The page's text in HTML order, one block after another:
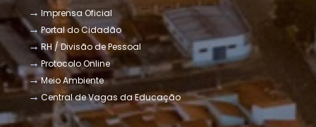
Imprensa Oficial
Portal do Cidadão
RH / Divisão de Pessoal
Protocolo Online
Meio Ambiente
Central de Vagas da Educação